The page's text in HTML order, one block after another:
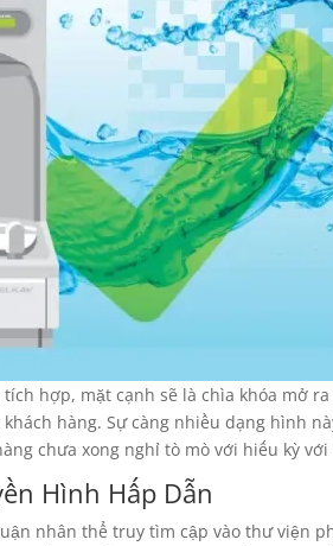
hợp, mặt cạnh sẽ là chìa khóa mở
hàng. Sự càng nhiều dạng hình
chưa xong nghỉ tò mò với hiếu kỳ với
Hình Hấp Dẫn
nhân thể truy tìm cập vào thư viện